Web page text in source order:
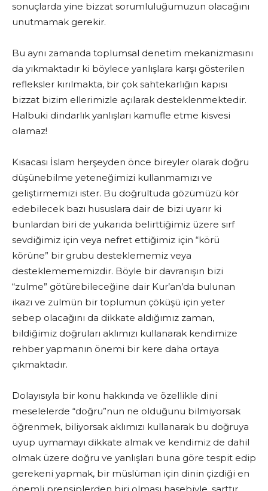
sonuçlarda yine bizzat sorumluluğumuzun olacağını
unutmamak gerekir.
Bu aynı zamanda toplumsal denetim mekanizmasını
da yıkmaktadır ki böylece yanlışlara karşı gösterilen
refleksler kırılmakta, bir çok sahtekarlığın kapısı
bizzat bizim ellerimizle açılarak desteklenmektedir.
Halbuki dindarlık yanlışları kamufle etme kisvesi
olamaz!
Kısacası İslam herşeyden önce bireyler olarak doğru
düşünebilme yeteneğimizi kullanmamızı ve
geliştirmemizi ister. Bu doğrultuda gözümüzü kör
edebilecek bazı hususlara dair de bizi uyarır ki
bunlardan biri de yukarıda belirttiğimiz üzere sırf
sevdiğimiz için veya nefret ettiğimiz için “körü
körüne” bir grubu desteklememiz veya
desteklemememizdir. Böyle bir davranışın bizi
“zulme” götürebileceğine dair Kur’an’da bulunan
ikazı ve zulmün bir toplumun çöküşü için yeter
sebep olacağını da dikkate aldığımız zaman,
bildiğimiz doğruları aklımızı kullanarak kendimize
rehber yapmanın önemi bir kere daha ortaya
çıkmaktadır.
Dolayısıyla bir konu hakkında ve özellikle dini
meselelerde “doğru”nun ne olduğunu bilmiyorsak
öğrenmek, biliyorsak aklımızı kullanarak bu doğruya
uyup uymamayı dikkate almak ve kendimiz de dahil
olmak üzere doğru ve yanlışları buna göre tespit edip
gerekeni yapmak, bir müslüman için dinin çizdiği en